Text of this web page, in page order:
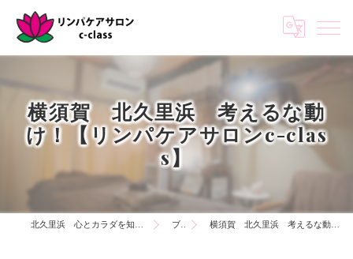
横須賀 北久里浜 考えるな動
け！【リンパケアサロンc-clas
s】
ブログ 横須賀 北久里浜 考えるな動け！【リンパケアサロンc-class】